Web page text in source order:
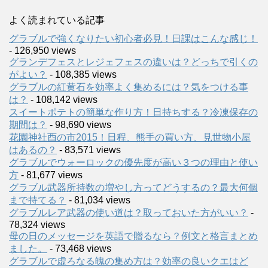
よく読まれている記事
グラブルで強くなりたい初心者必見！日課はこんな感じ！
- 126,950 views
グランデフェスとレジェフェスの違いは？どっちで引くの
がよい？ - 108,385 views
グラブルの紅黄石を効率よく集めるには？気をつける事
は？ - 108,142 views
スイートポテトの簡単な作り方！日持ちする？冷凍保存の
期間は？ - 98,690 views
花園神社酉の市2015！日程、熊手の買い方、見世物小屋
はあるの？ - 83,571 views
グラブルでウォーロックの優先度が高い３つの理由と使い
方 - 81,677 views
グラブル武器所持数の増やし方ってどうするの？最大何個
まで持てる？ - 81,034 views
グラブルレア武器の使い道は？取っておいた方がいい？ -
78,324 views
母の日のメッセージを英語で贈るなら？例文と格言まとめ
ました。
- 73,468 views
グラブルで虚ろなる魄の集め方は？効率の良いクエはど